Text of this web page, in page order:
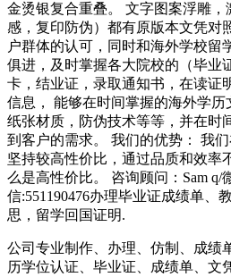
金烫银复合重叠。 文字图案浮雕
感，复印防伪）都有原版本文凭对
户群体的认可，同时和海外学校留
俱进，及时掌握各大院校的（毕业
卡，结业证，录取通知书，在读证
信息， 能够在时间掌握的海外学历
纸张材质，防伪技术等等，并在时
到客户的需求。 我们的优势： 我
坚持较高性价比，通过品质和效率
么是高性价比。 咨询顾问：Sam q/
信:551190476办理毕业证成绩单、
思，留学回国证明.
公司专业制作、办理、仿制、成绩
历学位认证、毕业证、成绩单、文